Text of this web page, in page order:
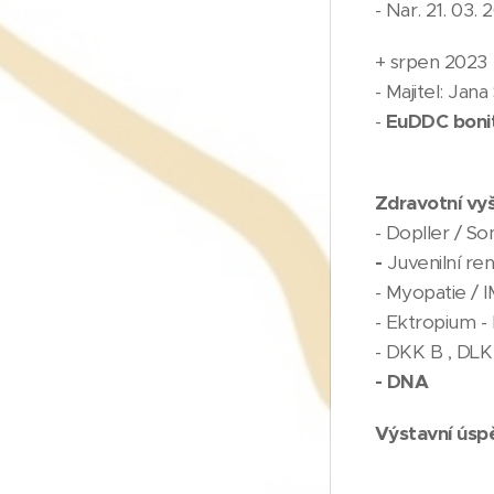
- Nar. 21. 03.
+ srpen 2023
- Majitel:
- EuDDC
Zdravotní
- Dopller /
- Juvenilní
- Myopatie /
- Ektropium -
- DKK B ,
- DNA
Výstavní